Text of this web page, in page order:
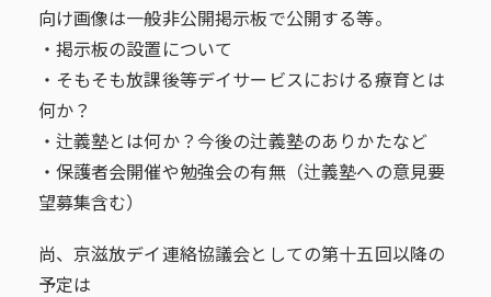
向け画像は一般非公開掲示板で公開する等。
・掲示板の設置について
・そもそも放課後等デイサービスにおける療育とは
何か？
・辻義塾とは何か？今後の辻義塾のありかたなど
・保護者会開催や勉強会の有無（辻義塾への意見要
望募集含む）
尚、京滋放デイ連絡協議会としての第十五回以降の
予定は